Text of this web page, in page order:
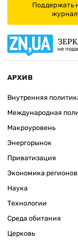
Поддержать
не
АРХИВ
Внутренняя
Международная
Макроуровень
Энергорынок
Приватизация
Экономика регионов
Наука
Технологии
Среда обитания
Церковь